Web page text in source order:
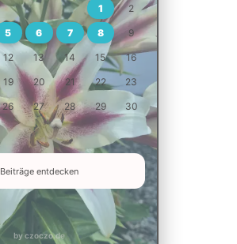
1 2
5 6 7 8 9
12 13 14 15 16
19 20 21 22 23
26 27 28 29 30
Beiträge entdecken
by czoczo.de